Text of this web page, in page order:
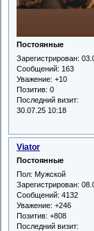
Постоянные
Зарегистрирован:
Сообщений: 163
Уважение: +10
Позитив: 0
Последний визит:
30.07.25 10:18
Viator
Постоянные
Пол: Мужской
Зарегистрирован:
Сообщений: 4132
Уважение: +246
Позитив: +808
Последний визит: